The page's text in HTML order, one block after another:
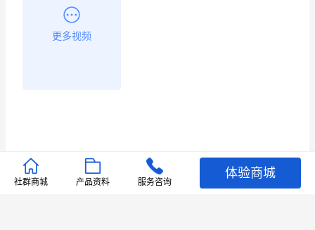
更多视频
推荐文章
社群商城 产品资料 服务咨询
体验商城